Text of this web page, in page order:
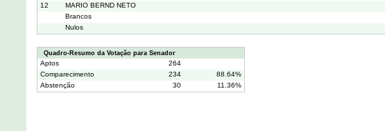
12
MARIO BERND NETO
Brancos
Nulos
Quadro-Resumo da Votação para Senador
Aptos
264
Comparecimento
234
88.64%
Abstenção
30 11.36%